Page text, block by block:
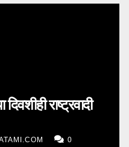
राष्ट्रवादी
0